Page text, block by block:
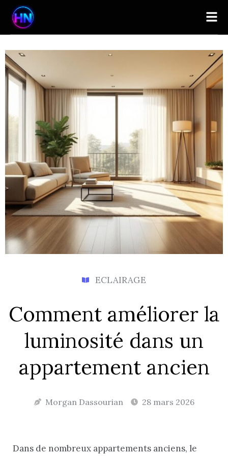
ECLAIRAGE
Comment améliorer la
luminosité dans un
appartement ancien
Morgan Dassourian 28 mars 2026
Dans de nombreux appartements anciens, le